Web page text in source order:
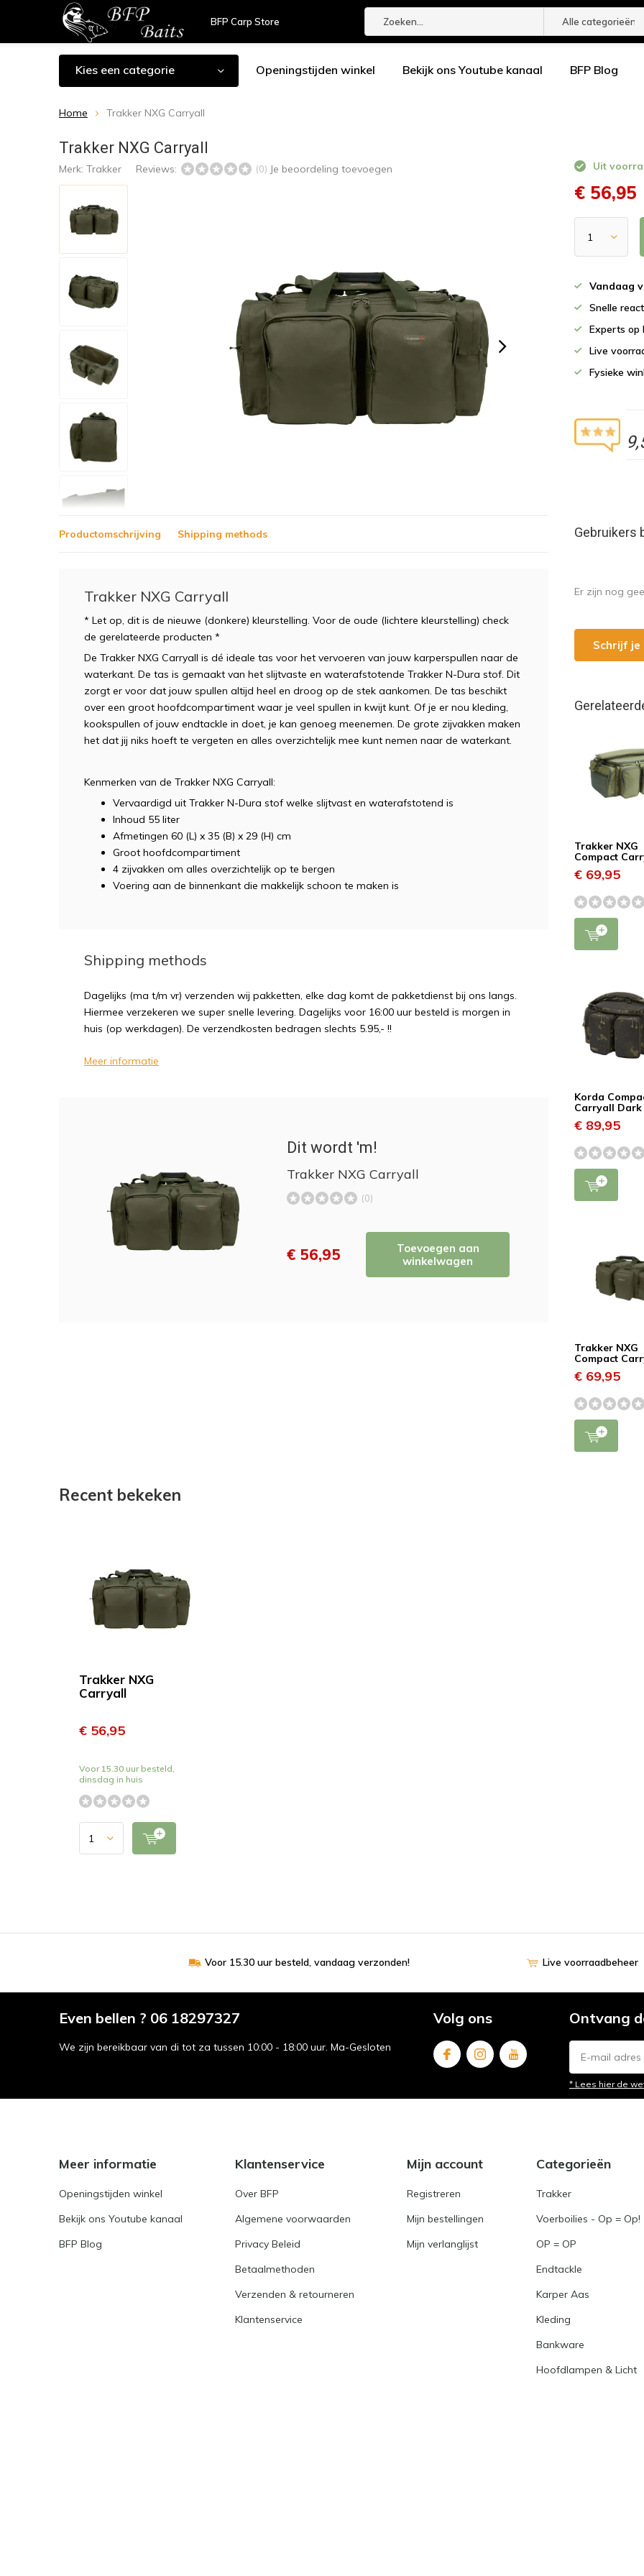
BFP Carp Store Alle categorieën
Kies een categorie Openingstijden winkel Bekijk ons Youtube kanaal BFP Blog
Home Trakker NXG Carryall
Trakker NXG Carryall
Merk: Trakker Reviews: (0) Je beoordeling toevoegen Uit
€ 56,95
Vandaag
Snelle
Experts op
Live
Fysieke
Productomschrijving Shipping methods
Trakker NXG Carryall
* Let op, dit is de nieuwe (donkere) kleurstelling. Voor de oude (lichtere kleurstelling) check
de gerelateerde producten *
De Trakker NXG Carryall is dé ideale tas voor het vervoeren van jouw karperspullen naar de
waterkant. De tas is gemaakt van het slijtvaste en waterafstotende Trakker N-Dura stof. Dit
zorgt er voor dat jouw spullen altijd heel en droog op de stek aankomen. De tas beschikt
over een groot hoofdcompartiment waar je veel spullen in kwijt kunt. Of je er nou kleding,
kookspullen of jouw endtackle in doet, je kan genoeg meenemen. De grote zijvakken maken
het dat jij niks hoeft te vergeten en alles overzichtelijk mee kunt nemen naar de waterkant.
Kenmerken van de Trakker NXG Carryall:
Vervaardigd uit Trakker N-Dura stof welke slijtvast en waterafstotend is
Inhoud 55 liter
Afmetingen 60 (L) x 35 (B) x 29 (H) cm
Groot hoofdcompartiment
4 zijvakken om alles overzichtelijk op te bergen
Voering aan de binnenkant die makkelijk schoon te maken is
Shipping methods
Dagelijks (ma t/m vr) verzenden wij pakketten, elke dag komt de pakketdienst bij ons langs.
Hiermee verzekeren we super snelle levering. Dagelijks voor 16:00 uur besteld is morgen in
huis (op werkdagen). De verzendkosten bedragen slechts 5.95,- !!
Meer informatie
Dit wordt 'm!
Trakker NXG Carryall
(0)
€ 56,95
Toevoegen aan
winkelwagen
Gebruikers
Er zijn nog
Schrijf
Trakker NXG
Compact
€ 69,95
Korda
Carryall Dark
€ 89,95
Trakker NXG
Compact
€ 69,95
Recent bekeken
Trakker NXG
Carryall
€ 56,95
Voor 15.30 uur besteld,
dinsdag in huis
Voor 15.30 uur besteld, vandaag verzonden! Live voorraadbeheer
Even bellen ? 06 18297327
We zijn bereikbaar van di tot za tussen 10:00 - 18:00 uur. Ma-Gesloten
Volg ons Ontvang
* Lees hier de
Meer informatie
Openingstijden winkel
Bekijk ons Youtube kanaal
BFP Blog
Klantenservice
Over BFP
Algemene voorwaarden
Privacy Beleid
Betaalmethoden
Verzenden & retourneren
Klantenservice
Mijn account
Registreren
Mijn bestellingen
Mijn verlanglijst
Categorieën
Trakker
Voerboilies - Op = Op!
OP = OP
Endtackle
Karper Aas
Kleding
Bankware
Hoofdlampen & Licht